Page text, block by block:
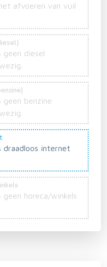
afvoeren van vuil
geen diesel
geen benzine
draadloos internet
geen horeca/winkels